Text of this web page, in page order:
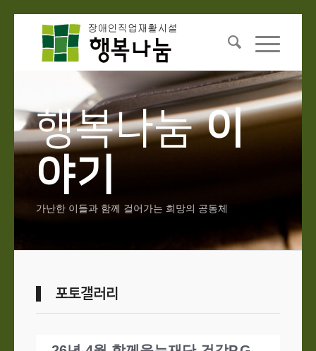
행복나눔이
야기
가난한 이들과 함께 걸어가는 희망의 공동체
포토갤러리